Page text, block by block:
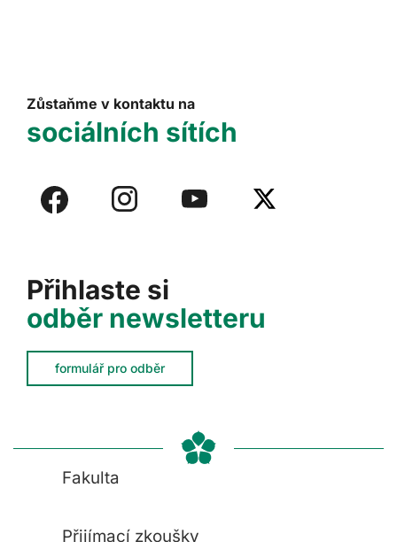
Přihlaste si
odběr newsletteru
formulář pro odběr
Zůstaňme v kontaktu na
sociálních sítích
Fakulta
Přijímací zkoušky